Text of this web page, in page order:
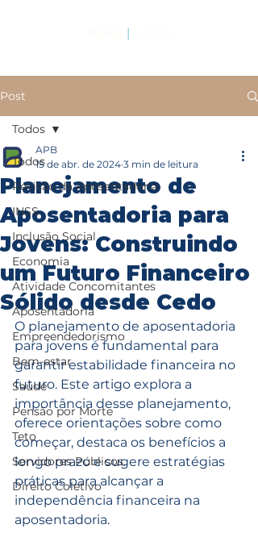
Post
Todos
Revisão da Aposentadoria
INSS
Inclusão Social
Economia
Atividade Concomitantes
Aposentadoria
Empreendedorismo
Bem-estar
Saúde
Pensão por Morte
Teto
Servidores Públicos.
Direito Coletivo
Todos
Planejamento de
Aposentadoria para
Jovens: Construindo
um Futuro Financeiro
Sólido desde Cedo
APB
15 de abr. de 2024 3 min de leitura
O planejamento de aposentadoria
para jovens é fundamental para
garantir estabilidade financeira no
futuro. Este artigo explora a
importância desse planejamento,
oferece orientações sobre como
começar, destaca os benefícios a
longo prazo e sugere estratégias
práticas para alcançar a
independência financeira na
aposentadoria.